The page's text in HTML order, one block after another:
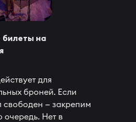
билеты на
для
броней. Если
свободен — закрепим
очередь. Нет в